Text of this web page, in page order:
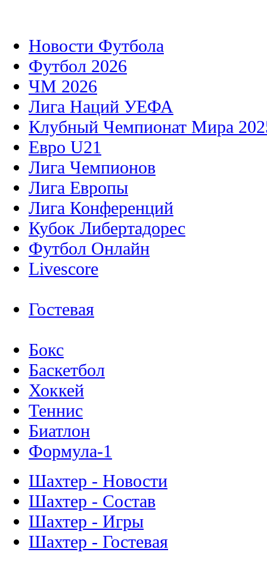
Новости Футбола
Футбол 2026
ЧМ 2026
Лига Наций УЕФА
Клубный Чемпионат Мира
Евро U21
Лига Чемпионов
Лига Европы
Лига Конференций
Кубок Либертадорес
Футбол Онлайн
Livescore
Гостевая
Бокс
Баскетбол
Хоккей
Теннис
Биатлон
Формула-1
Шахтер - Новости
Шахтер - Состав
Шахтер - Игры
Шахтер - Гостевая